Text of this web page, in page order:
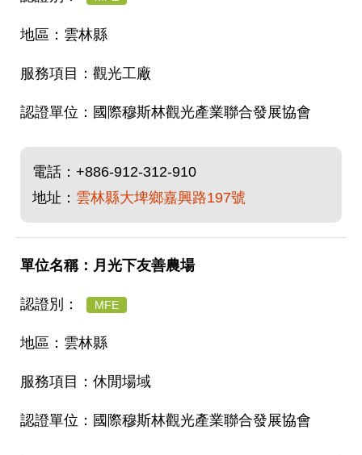
雲林縣
觀光工廠
國際穆斯林觀光產業聯合發展協會
電話： +886-912-312-910
地址： 雲林縣大埤鄉嘉興路197號
月光下友善農場
MFE
雲林縣
休閒場域
國際穆斯林觀光產業聯合發展協會